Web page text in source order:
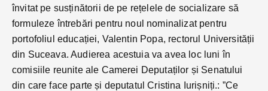
învitat pe susținătorii de pe rețelele de socializare să
formuleze întrebări pentru noul nominalizat pentru
portofoliul educației, Valentin Popa, rectorul Universității
din Suceava. Audierea acestuia va avea loc luni în
comisiile reunite ale Camerei Deputaților și Senatului
din care face parte și deputatul Cristina Iurișniți.: ”Ce